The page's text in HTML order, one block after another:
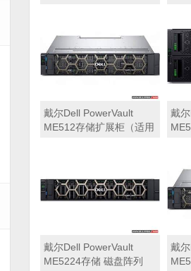
ME5224，ME5284等主
存储扩展）
戴尔Dell PowerVault
ME512存储扩展柜（适用
戴
戴尔Dell PowerVault
ME5224存储 磁盘阵列
戴